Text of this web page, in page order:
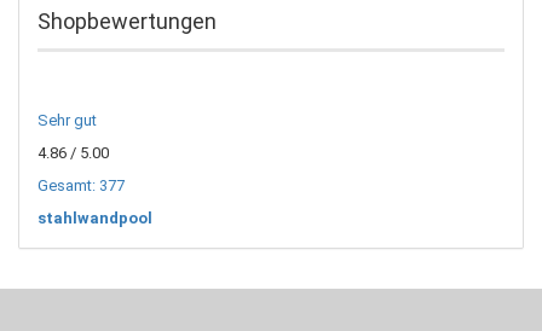
Shopbewertungen
Sehr gut
4.86 / 5.00
Gesamt: 377
stahlwandpool